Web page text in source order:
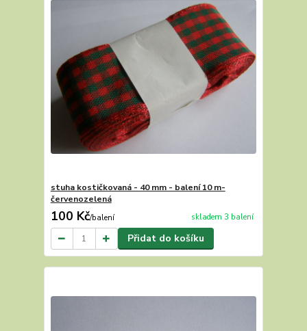
stuha kostičkovaná - 40 mm - balení 10 m-
červenozelená
100 Kč/balení skladem 3 balení
Přidat do košíku